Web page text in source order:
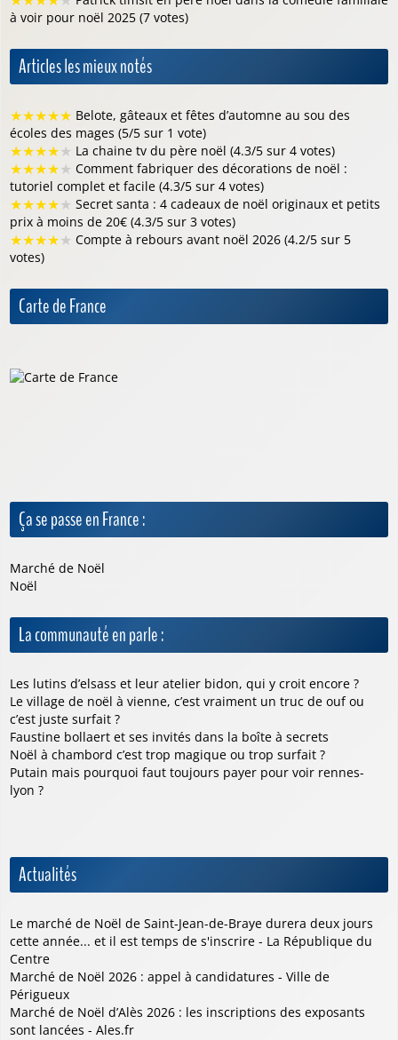
à voir pour noël 2025 (7 votes)
Articles les mieux notés
★★★★★ Belote, gâteaux et fêtes d’automne au sou des
écoles des mages (5/5 sur 1 vote)
★★★★★ La chaine tv du père noël (4.3/5 sur 4 votes)
★★★★★ Comment fabriquer des décorations de noël :
tutoriel complet et facile (4.3/5 sur 4 votes)
★★★★★ Secret santa : 4 cadeaux de noël originaux et petits
prix à moins de 20€ (4.3/5 sur 3 votes)
★★★★★ Compte à rebours avant noël 2026 (4.2/5 sur 5
votes)
Carte de France
Ça se passe en France :
Marché de Noël
Noël
La communauté en parle :
Les lutins d’elsass et leur atelier bidon, qui y croit encore ?
Le village de noël à vienne, c’est vraiment un truc de ouf ou
c’est juste surfait ?
Faustine bollaert et ses invités dans la boîte à secrets
Noël à chambord c’est trop magique ou trop surfait ?
Putain mais pourquoi faut toujours payer pour voir rennes-
lyon ?
Actualités
Le marché de Noël de Saint-Jean-de-Braye durera deux jours
cette année... et il est temps de s'inscrire - La République du
Centre
Marché de Noël 2026 : appel à candidatures - Ville de
Périgueux
Marché de Noël d’Alès 2026 : les inscriptions des exposants
sont lancées - Ales.fr